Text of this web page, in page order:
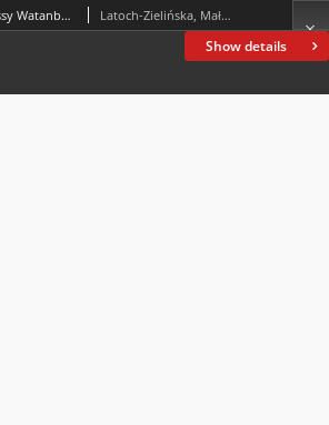
Show details
Obraz migracji w książce Issy Watanbe „Migranci” Latoch-Zielińska, Małgorzata